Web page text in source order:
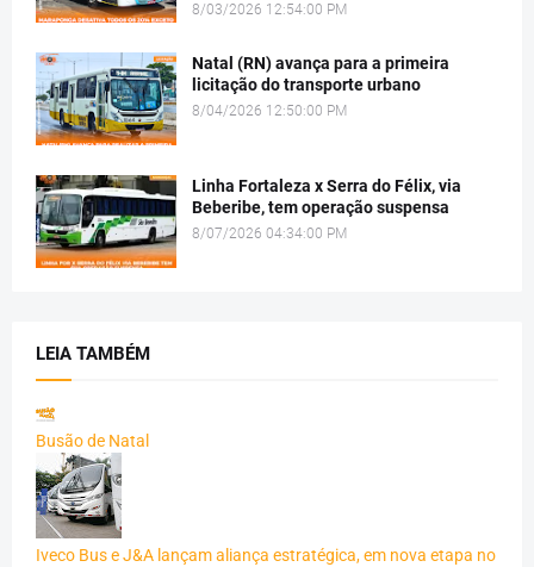
8/03/2026 12:54:00 PM
Natal (RN) avança para a primeira
licitação do transporte urbano
8/04/2026 12:50:00 PM
Linha Fortaleza x Serra do Félix, via
Beberibe, tem operação suspensa
8/07/2026 04:34:00 PM
LEIA TAMBÉM
Busão de Natal
Iveco Bus e J&A lançam aliança estratégica, em nova etapa no